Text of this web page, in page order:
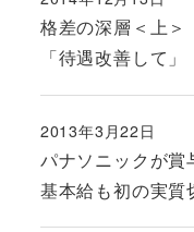
格差の深層＜上
「待遇改善して」
投稿日
パナソニックが
基本給も初の実質
投稿日
2013年3月22日